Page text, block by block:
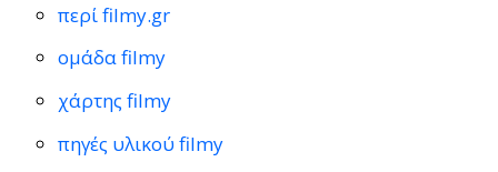
περί filmy.gr
ομάδα filmy
χάρτης filmy
πηγές υλικού filmy